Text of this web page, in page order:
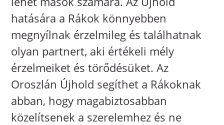
hatására a Rákok könnyebben
megnyílnak érzelmileg és találhatnak
olyan partnert, aki értékeli mély
érzelmeiket és törődésüket. Az
Oroszlán Újhold segíthet a Rákoknak
abban, hogy magabiztosabban
közelítsenek a szerelemhez és ne